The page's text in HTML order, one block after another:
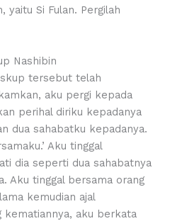
yaitu Si Fulan. Pergilah
Nashibin
tersebut telah
aku pergi kepada
perihal diriku kepadanya
dua sahabatku kepadanya.
Aku tinggal
dia seperti dua sahabatnya
Aku tinggal bersama orang
kemudian ajal
kematiannya, aku berkata